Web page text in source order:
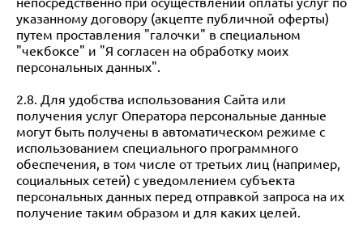
указанному договору (акцепте публичной оферты)
путем проставления "галочки" в специальном
"чекбоксе" и "Я согласен на обработку моих
персональных данных".
2.8. Для удобства использования Сайта или
получения услуг Оператора персональные данные
могут быть получены в автоматическом режиме с
использованием специального программного
обеспечения, в том числе от третьих лиц (например,
социальных сетей) с уведомлением субъекта
персональных данных перед отправкой запроса на их
получение таким образом и для каких целей.